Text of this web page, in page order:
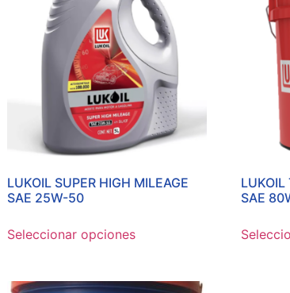
LUKOIL SUPER HIGH MILEAGE
SAE 25W-50
Seleccionar opciones
LUKOIL
SAE